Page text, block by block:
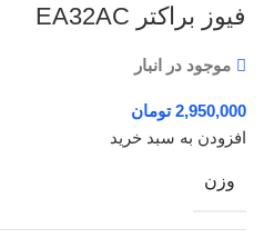
فیوز براکتر EA32AC
موجود در انبار
تومان
افزودن به سبد خرید
وزن